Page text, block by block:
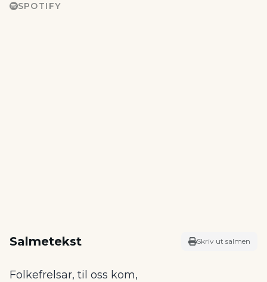
SPOTIFY
Salmetekst Skriv ut salmen
Folkefrelsar, til oss kom,